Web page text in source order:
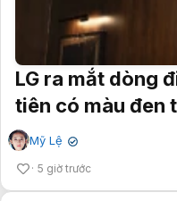
LG ra mắt dòng
tiên có màu đen
Mỹ Lệ ✔
5 giờ trước